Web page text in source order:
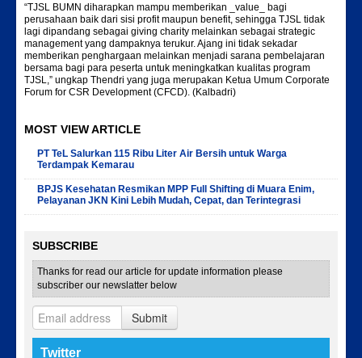
“TJSL BUMN diharapkan mampu memberikan _value_ bagi
perusahaan baik dari sisi profit maupun benefit, sehingga TJSL tidak
lagi dipandang sebagai giving charity melainkan sebagai strategic
management yang dampaknya terukur. Ajang ini tidak sekadar
memberikan penghargaan melainkan menjadi sarana pembelajaran
bersama bagi para peserta untuk meningkatkan kualitas program
TJSL,” ungkap Thendri yang juga merupakan Ketua Umum Corporate
Forum for CSR Development (CFCD). (Kalbadri)
MOST VIEW ARTICLE
PT TeL Salurkan 115 Ribu Liter Air Bersih untuk Warga
Terdampak Kemarau
BPJS Kesehatan Resmikan MPP Full Shifting di Muara Enim,
Pelayanan JKN Kini Lebih Mudah, Cepat, dan Terintegrasi
SUBSCRIBE
Thanks for read our article for update information please
subscriber our newslatter below
Submit
Twitter